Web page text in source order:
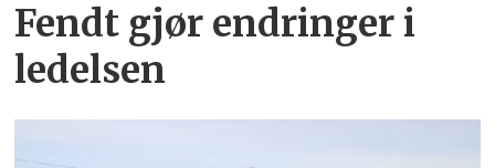
Fendt gjør endringer i
ledelsen